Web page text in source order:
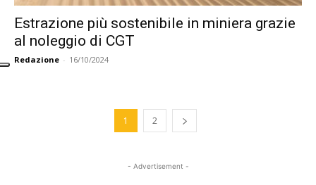
Estrazione più sostenibile in miniera grazie
al noleggio di CGT
Redazione - 16/10/2024
1 2
- Advertisement -